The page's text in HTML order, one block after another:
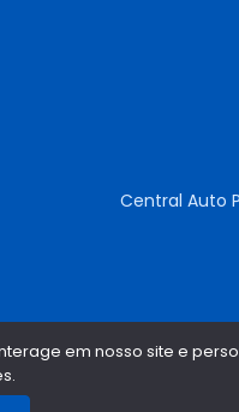
Central Auto
em nosso site e